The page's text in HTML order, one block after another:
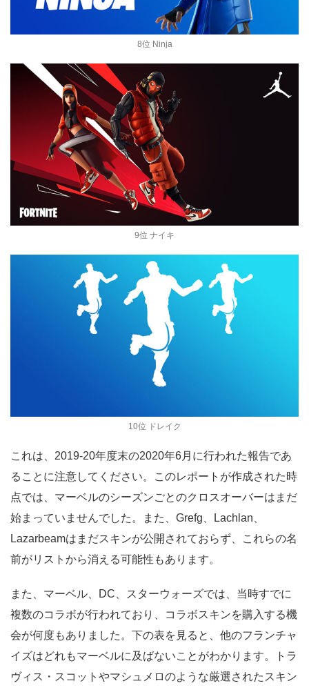
8位 Ninja
9位 ナイキ
10位 ドレイク
これは、2019-20年度末の2020年6月に行われた報告であ
ることに注意してください。このレポートが作成された時
点では、マーベルのシーズンごとのクロスオーバーはまだ
始まっていませんでした。また、Grefg、Lachlan、
Lazarbeamはまだスキンが公開されておらず、これらの名
前がリストから消える可能性もあります。
また、マーベル、DC、スターウォーズでは、当時すでに
複数のコラボが行われており、コラボスキンを購入する機
会が何度もありました。下の表を見ると、他のフランチャ
イズはどれもマーベルに及ばないことがわかります。トラ
ヴィス・スコットやマシュメロのような厳選されたスキン